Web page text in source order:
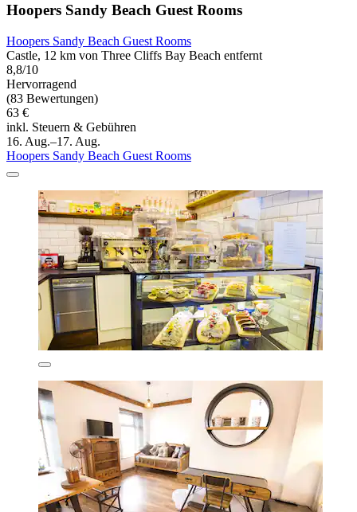
Hoopers Sandy Beach Guest Rooms
Hoopers Sandy Beach Guest Rooms
Castle, 12 km von Three Cliffs Bay Beach entfernt
8,8/10
Hervorragend
(83 Bewertungen)
63 €
inkl. Steuern & Gebühren
16. Aug.–17. Aug.
Hoopers Sandy Beach Guest Rooms